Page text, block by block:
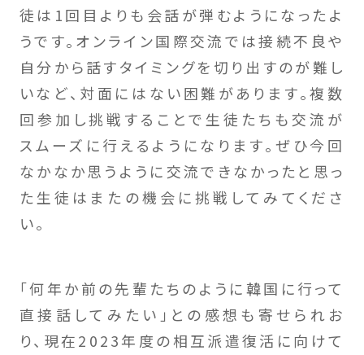
徒は1回目よりも会話が弾むようになったよ
うです。オンライン国際交流では接続不良や
自分から話すタイミングを切り出すのが難し
いなど、対面にはない困難があります。複数
回参加し挑戦することで生徒たちも交流が
スムーズに行えるようになります。ぜひ今回
なかなか思うように交流できなかったと思っ
た生徒はまたの機会に挑戦してみてくださ
い。
「何年か前の先輩たちのように韓国に行って
直接話してみたい」との感想も寄せられお
り、現在2023年度の相互派遣復活に向けて